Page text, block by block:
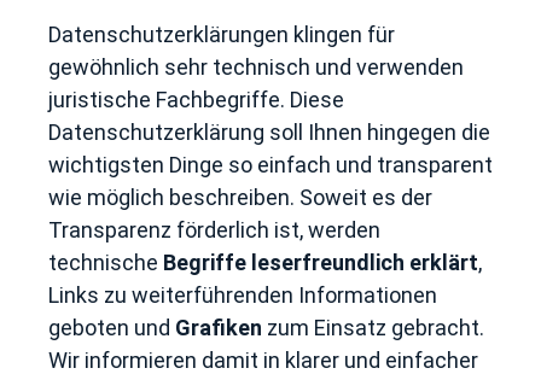
Datenschutzerklärungen klingen für
gewöhnlich sehr technisch und verwenden
juristische Fachbegriffe. Diese
Datenschutzerklärung soll Ihnen hingegen die
wichtigsten Dinge so einfach und transparent
wie möglich beschreiben. Soweit es der
Transparenz förderlich ist, werden
technische Begriffe leserfreundlich erklärt,
Links zu weiterführenden Informationen
geboten und Grafiken zum Einsatz gebracht.
Wir informieren damit in klarer und einfacher